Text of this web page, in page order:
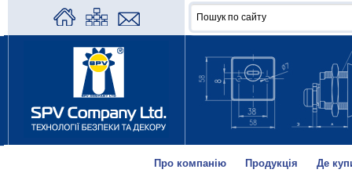
Про компанію Продукція Де